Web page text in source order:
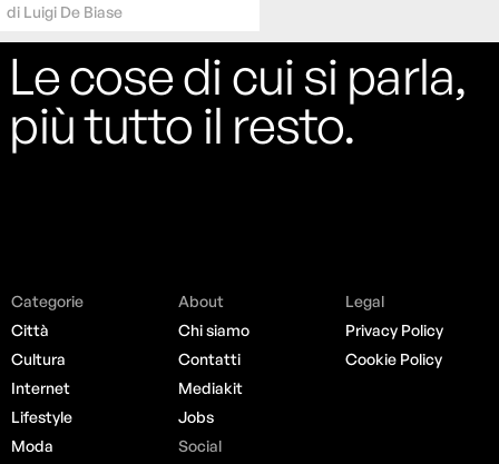
di Luigi De Biase
Le cose di cui si parla,
più tutto il resto.
Categorie
Città
Cultura
Internet
Lifestyle
Moda
About
Chi siamo
Contatti
Mediakit
Jobs
Social
Legal
Privacy Policy
Cookie Policy